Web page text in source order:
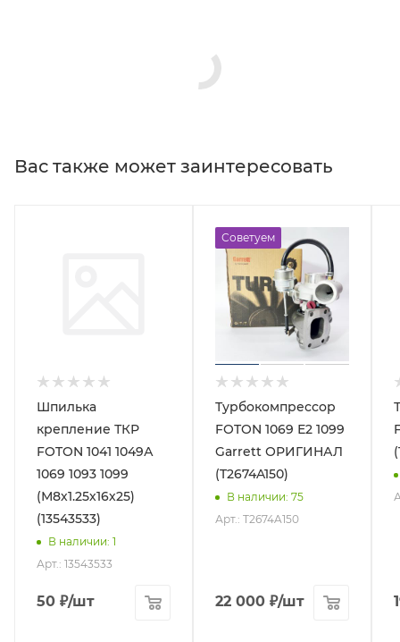
Вас также может заинтересовать
Шпилька
крепление ТКР
FOTON 1041 1049А
1069 1093 1099
(М8х1.25х16х25)
(13543533)
В наличии: 1
Арт.: 13543533
50 ₽/шт
Советуем
Турбокомпрессор
FOTON 1069 Е2 1099
Garrett ОРИГИНАЛ
(T2674A150)
В наличии: 75
Арт.: T2674A150
22 000 ₽/шт